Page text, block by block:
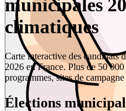
municipales
climatiques
Carte interactive des candidats
2026 en France. Plus de 50
programmes, sites de
Élections